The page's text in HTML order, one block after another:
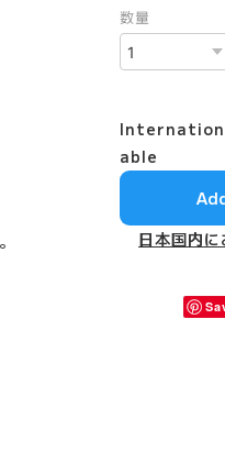
数量
able
日本国内